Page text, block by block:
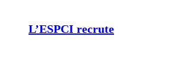
L’ESPCI recrute